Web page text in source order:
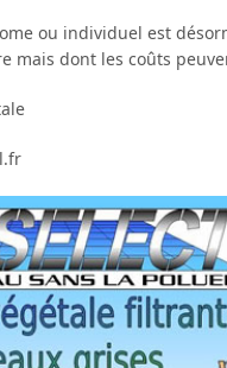
ou individuel est
mais dont les coûts